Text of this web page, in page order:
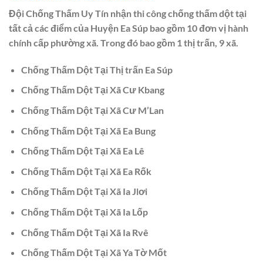
Đội Chống Thấm Uy Tín nhận thi công chống thấm dột tại
tất cả các điểm của Huyện Ea Súp bao gồm 10 đơn vị hành
chính cấp phường xã. Trong đó bao gồm 1 thị trấn, 9 xã.
Chống Thấm Dột Tại Thị trấn Ea Súp
Chống Thấm Dột Tại Xã Cư Kbang
Chống Thấm Dột Tại Xã Cư M’Lan
Chống Thấm Dột Tại Xã Ea Bung
Chống Thấm Dột Tại Xã Ea Lê
Chống Thấm Dột Tại Xã Ea Rốk
Chống Thấm Dột Tại Xã Ia Jlơi
Chống Thấm Dột Tại Xã Ia Lốp
Chống Thấm Dột Tại Xã Ia Rvê
Chống Thấm Dột Tại Xã Ya Tờ Mốt